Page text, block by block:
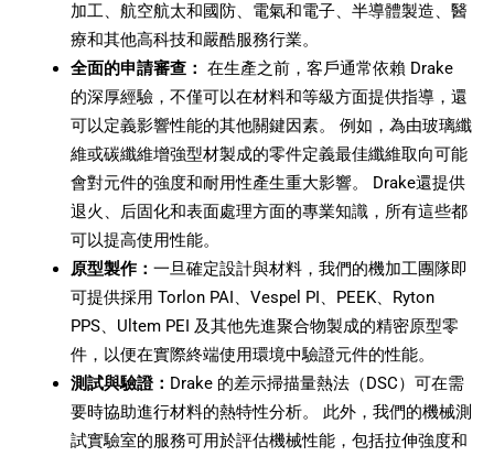
加工、航空航太和國防、電氣和電子、半導體製造、醫
療和其他高科技和嚴酷服務行業。
全面的申請審查： 在生產之前，客戶通常依賴 Drake
的深厚經驗，不僅可以在材料和等級方面提供指導，還
可以定義影響性能的其他關鍵因素。 例如，為由玻璃纖
維或碳纖維增強型材製成的零件定義最佳纖維取向可能
會對元件的強度和耐用性產生重大影響。 Drake還提供
退火、后固化和表面處理方面的專業知識，所有這些都
可以提高使用性能。
原型製作： 一旦確定設計與材料，我們的機加工團隊即
可提供採用 Torlon PAI、Vespel PI、PEEK、Ryton
PPS、Ultem PEI 及其他先進聚合物製成的精密原型零
件，以便在實際終端使用環境中驗證元件的性能。
測試與驗證： Drake 的差示掃描量熱法（DSC）可在需
要時協助進行材料的熱特性分析。 此外，我們的機械測
試實驗室的服務可用於評估機械性能，包括拉伸強度和